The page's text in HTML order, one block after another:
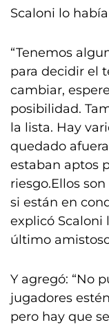
Scaloni lo
“Tenemos
para decidir el
cambiar,
posibilidad.
la lista. Hay
quedado
estaban aptos
riesgo.Ellos
si están en
explicó Scaloni
último
Y agregó: “No
jugadores
pero hay que